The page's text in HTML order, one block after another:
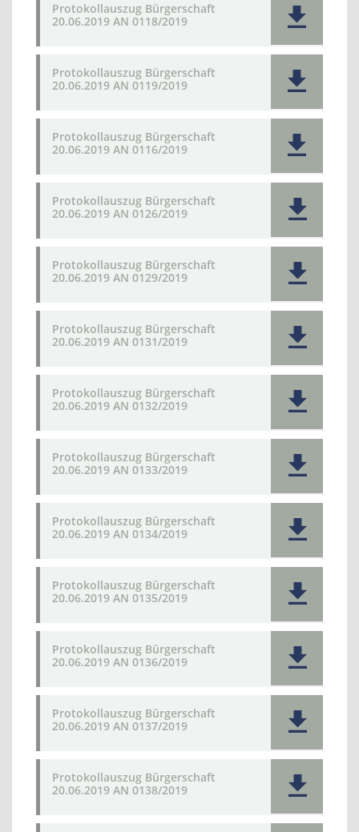
Protokollauszug Bürgerschaft
20.06.2019 AN 0118/2019
Protokollauszug Bürgerschaft
20.06.2019 AN 0119/2019
Protokollauszug Bürgerschaft
20.06.2019 AN 0116/2019
Protokollauszug Bürgerschaft
20.06.2019 AN 0126/2019
Protokollauszug Bürgerschaft
20.06.2019 AN 0129/2019
Protokollauszug Bürgerschaft
20.06.2019 AN 0131/2019
Protokollauszug Bürgerschaft
20.06.2019 AN 0132/2019
Protokollauszug Bürgerschaft
20.06.2019 AN 0133/2019
Protokollauszug Bürgerschaft
20.06.2019 AN 0134/2019
Protokollauszug Bürgerschaft
20.06.2019 AN 0135/2019
Protokollauszug Bürgerschaft
20.06.2019 AN 0136/2019
Protokollauszug Bürgerschaft
20.06.2019 AN 0137/2019
Protokollauszug Bürgerschaft
20.06.2019 AN 0138/2019